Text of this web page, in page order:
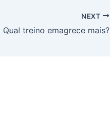
NEXT
Qual treino emagrece mais?